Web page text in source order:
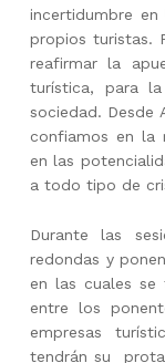
incertidumbre
propios turistas.
reafirmar la
turística, para
sociedad. Desde
confiamos en la
en las
a todo tipo de
Durante las
redondas y
en las cuales
entre los
empresas
tendrán su